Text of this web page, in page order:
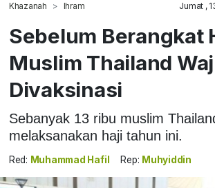
Khazanah Ihram Jumat ,
Sebelum Berangkat
Muslim Thailand
Divaksinasi
Sebanyak 13 ribu muslim
melaksanakan haji tahun ini.
Red: Muhammad Hafil Rep: Muhyiddin